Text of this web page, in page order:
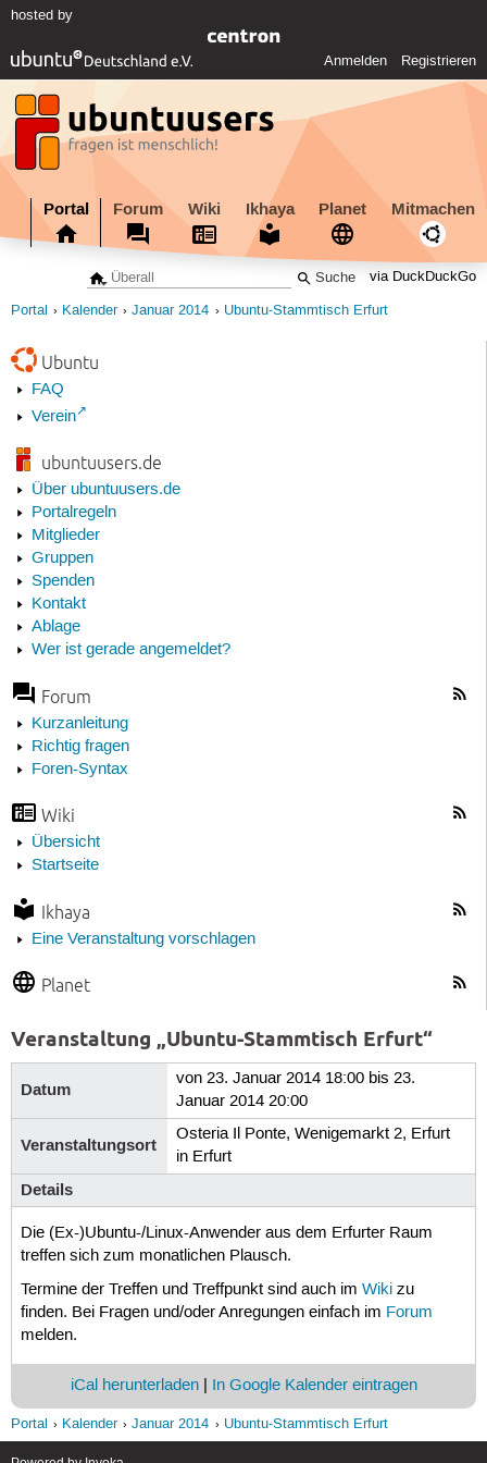
hosted by
Anmelden Registrieren
Portal Forum Wiki Ikhaya Planet Mitmachen
via DuckDuckGo
Portal Kalender Januar 2014 Ubuntu-Stammtisch Erfurt
Ubuntu
FAQ
Verein
ubuntuusers.de
Über ubuntuusers.de
Portalregeln
Mitglieder
Gruppen
Spenden
Kontakt
Ablage
Wer ist gerade angemeldet?
Forum
Kurzanleitung
Richtig fragen
Foren-Syntax
Wiki
Übersicht
Startseite
Ikhaya
Eine Veranstaltung vorschlagen
Planet
Veranstaltung „Ubuntu-Stammtisch Erfurt“
Datum
von 23. Januar 2014 18:00 bis 23.
Januar 2014 20:00
Veranstaltungsort
Osteria Il Ponte, Wenigemarkt 2, Erfurt
in Erfurt
Details
Die (Ex-)Ubuntu-/Linux-Anwender aus dem Erfurter Raum
treffen sich zum monatlichen Plausch.
Termine der Treffen und Treffpunkt sind auch imWiki zu
finden. Bei Fragen und/oder Anregungen einfach im Forum
melden.
iCal herunterladen| In Google Kalender eintragen
Portal Kalender Januar 2014 Ubuntu-Stammtisch Erfurt